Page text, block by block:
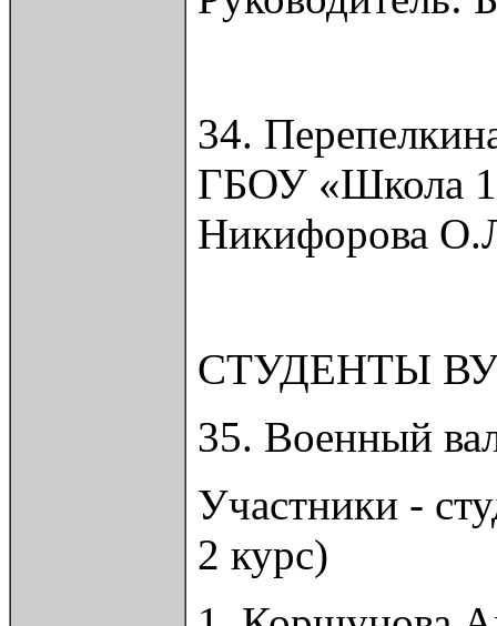
34.
ГБОУ «Школа
Никифорова
СТУДЕНТЫ
35. Военный
Участники -
2 курс)